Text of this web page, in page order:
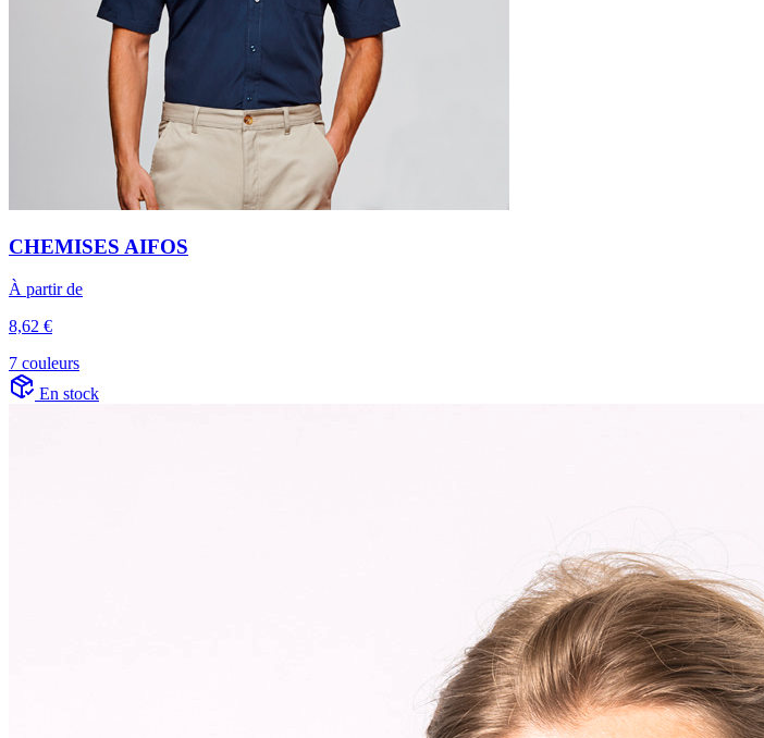
CHEMISES AIFOS
À partir de
8,62 €
7 couleurs
En stock